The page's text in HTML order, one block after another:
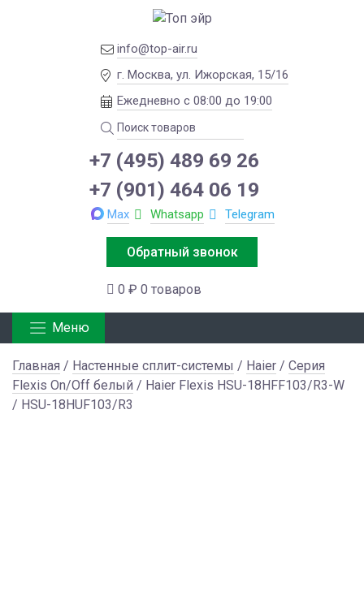
info@top-air.ru
г. Москва, ул. Ижорская, 15/16
Ежедневно с 08:00 до 19:00
+7 (495) 489 69 26
+7 (901) 464 06 19
Max Whatsapp Telegram
Обратный звонок
0 ₽ 0 товаров
Меню
Главная / Настенные сплит-системы / Haier / Серия
Flexis On/Off белый / Haier Flexis HSU-18HFF103/R3-W
/ HSU-18HUF103/R3